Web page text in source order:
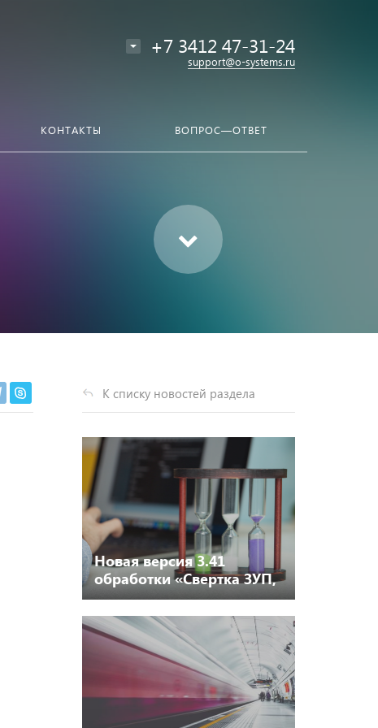
+7 3412 47-31-24
support@o-systems.ru
КОНТАКТЫ ВОПРОС—ОТВЕТ
К списку новостей раздела
Новая версия 3.41
обработки «Свертка ЗУП,
ЗГУ»